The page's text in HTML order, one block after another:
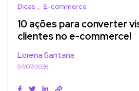
Dicas E-commerce
10 ações para converter
clientes no e-commerce!
Lorena Santana
07/07/2026